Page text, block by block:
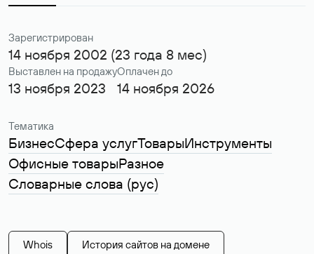
Зарегистрирован
14 ноября 2002 (23 года 8 мес)
Выставлен на продажу
13 ноября 2023
Оплачен до
14 ноября 2026
Тематика
БизнесСфера услугТоварыИнструменты
Офисные товарыРазное
Словарные слова (рус)
Whois История сайтов на домене